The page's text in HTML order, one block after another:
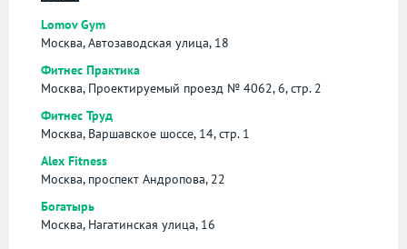
Lomov Gym
Москва, Автозаводская улица, 18
Фитнес Практика
Москва, Проектируемый проезд № 4062, 6, стр. 2
Фитнес Труд
Москва, Варшавское шоссе, 14, стр. 1
Alex Fitness
Москва, проспект Андропова, 22
Богатырь
Москва, Нагатинская улица, 16